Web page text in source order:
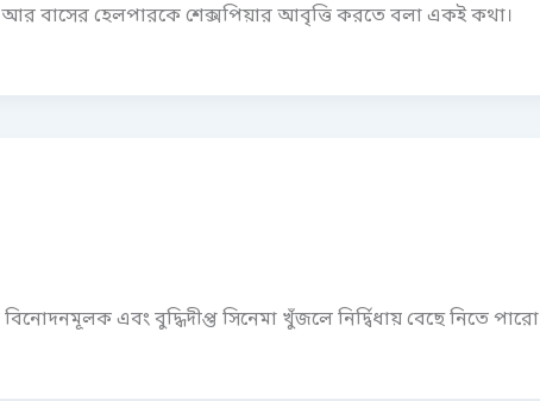
আর বাসের হেলপারকে শেক্সপিয়ার আবৃত্তি করতে বলা একই কথা।
এবং বুদ্ধিদীপ্ত সিনেমা খুঁজলে নির্দ্বিধায় বেছে নিতে পারো